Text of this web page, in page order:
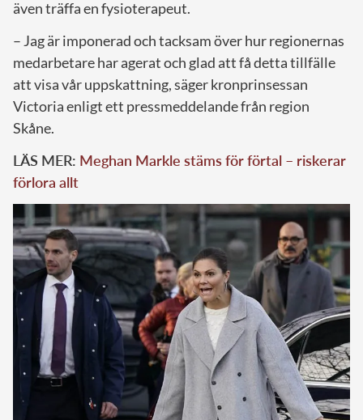
även träffa en fysioterapeut.
– Jag är imponerad och tacksam över hur regionernas
medarbetare har agerat och glad att få detta tillfälle
att visa vår uppskattning, säger kronprinsessan
Victoria enligt ett pressmeddelande från region
Skåne.
LÄS MER: Meghan Markle stäms för förtal – riskerar
förlora allt